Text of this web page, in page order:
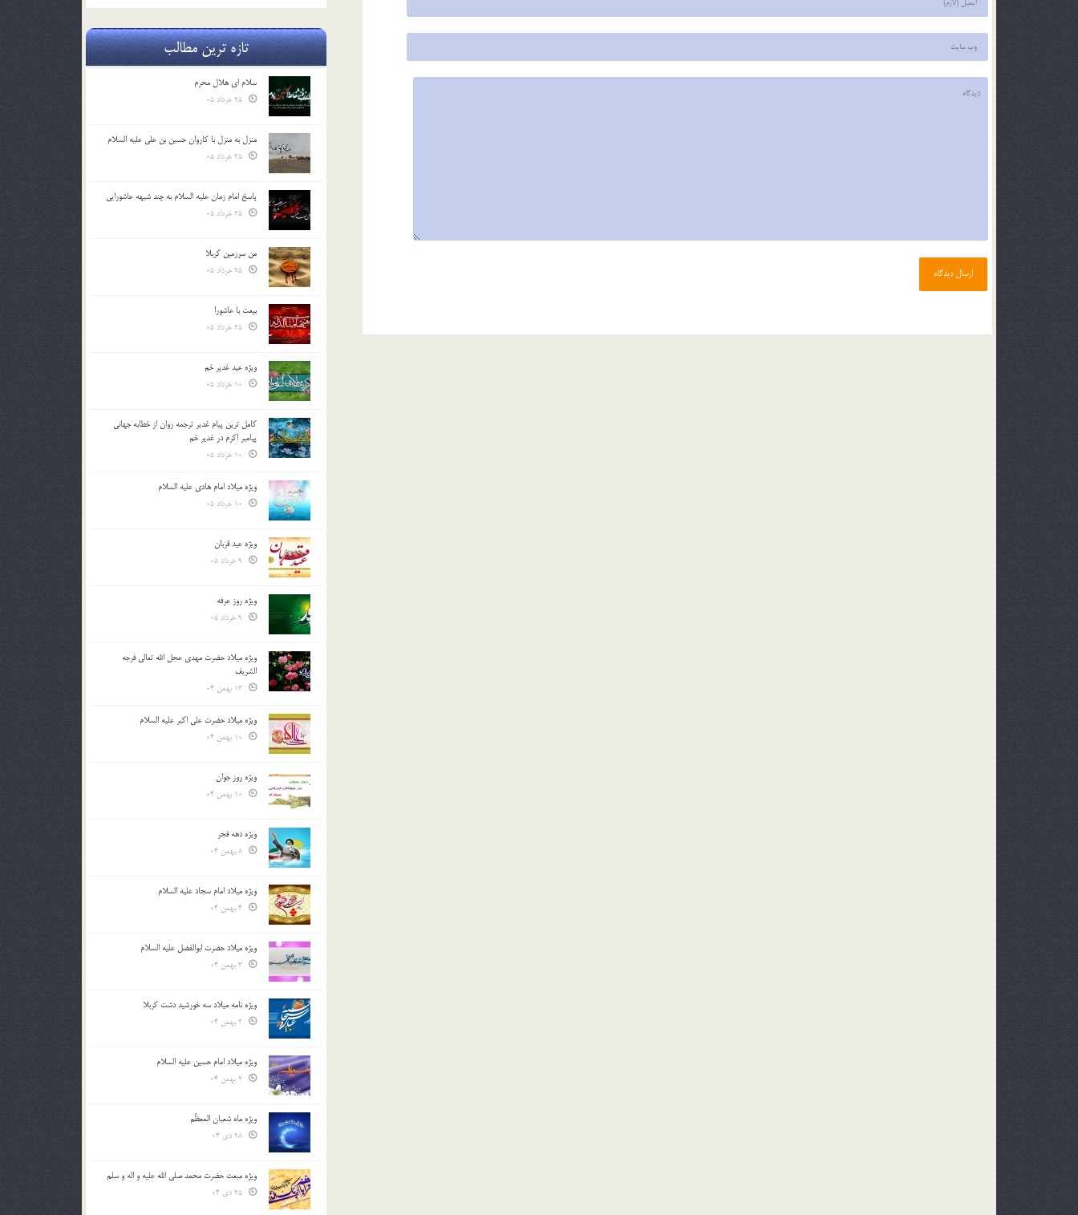
تازه ترین مطالب
سلام ای هلال محرم
منزل به منزل با کاروان حسین بن علی علیه السلام
پاسخ امام زمان علیه السلام به چند شبهه عاشورایی
من سرزمین کربلا
بیعت با عاشورا
ویژه عید غدیر خم
کامل ترین پیام غدیر ترجمه روان از خطابه جهانی
پیامبر اکرم در غدیر خم
ویژه میلاد امام هادی علیه السلام
ویژه عید قربان
ویژه روز عرفه
ویژه میلاد حضرت مهدی عجل الله تعالی فرجه
الشريف
ویژه میلاد حضرت علی اکبر علیه السلام
ویژه روز جوان
ویژه دهه فجر
ویژه میلاد امام سجاد علیه السلام
ویژه میلاد حضرت ابوالفضل علیه السلام
ویژه نامه میلاد سه خورشید دشت کربلا
ویژه میلاد امام حسین علیه السلام
ویژه ماه شعبان المعظّم
ویژه مبعث حضرت محمد صلی الله علیه و اله و سلم